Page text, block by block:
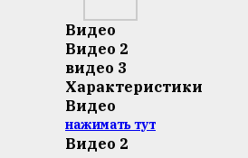
Видео
Видео 2
видео 3
Характеристики
Видео
нажимать тут
Видео 2